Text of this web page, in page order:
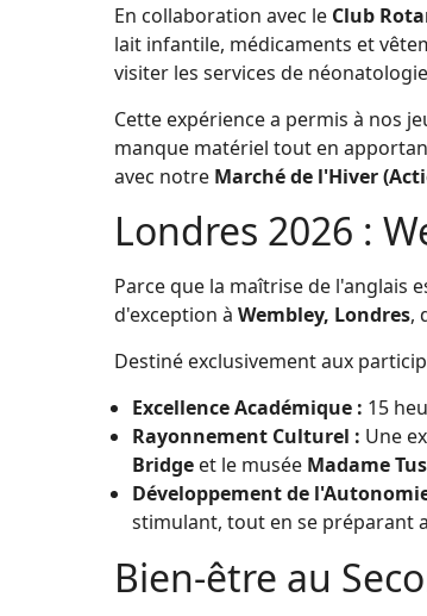
En collaboration avec le Club
lait infantile, médicaments et
visiter les services de
Cette expérience a permis à nos
manque matériel tout en
avec notre Marché de l'Hiver
Londres 2026 :
Parce que la maîtrise de l'anglais
d'exception à Wembley, Londres,
Destiné exclusivement aux
Excellence Académique : 15
Rayonnement Culturel : Une
Bridge et le musée Madame
Développement de
stimulant, tout en se préparant
Bien-être au